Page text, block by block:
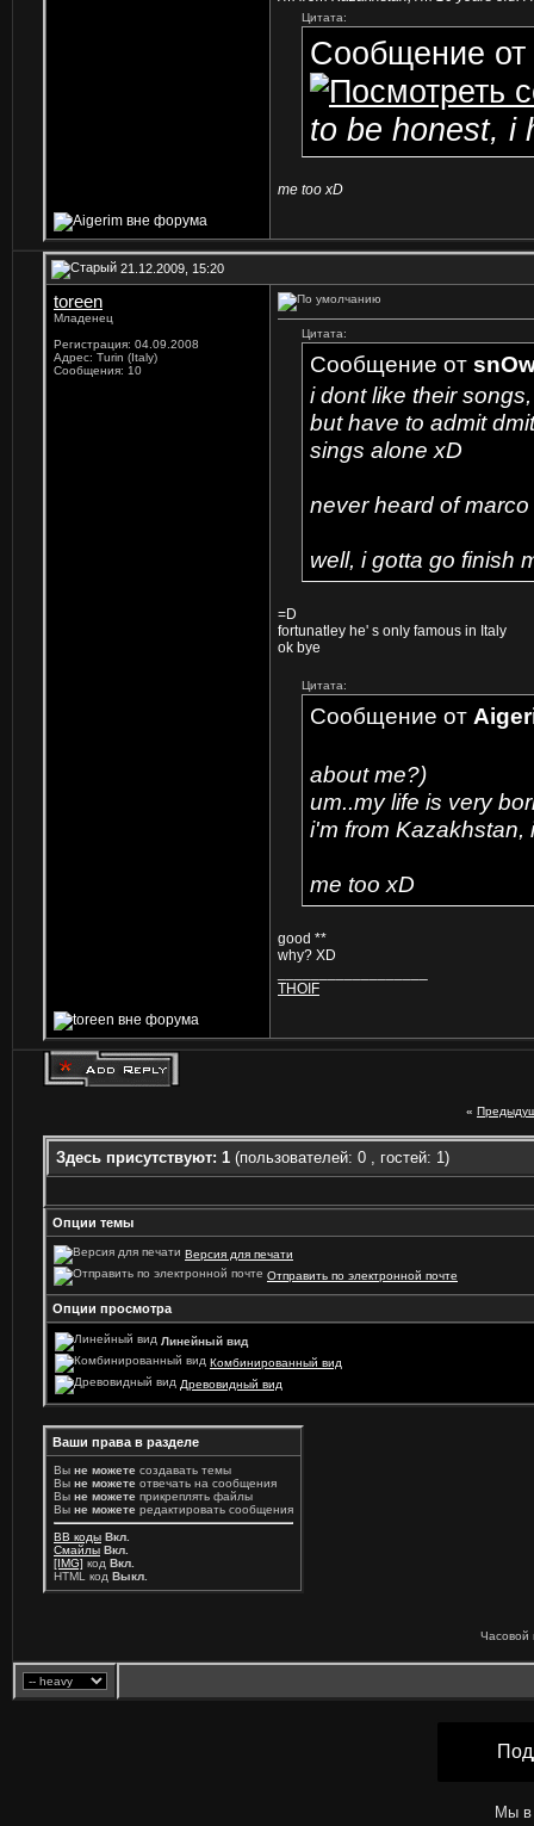
Цитата:
Сообщение от
to be honest, i
me too xD
21.12.2009, 15:20
toreen
Младенец
Регистрация: 04.09.2008
Адрес: Turin (Italy)
Сообщения: 10
Цитата:
Сообщение от
i dont like their
but have to admit
sings alone xD
never heard of
well, i gotta go finish
=D
fortunatley he' s only famous in Italy
ok bye
Цитата:
Сообщение от
about me?)
um..my life is very
i'm from Kazakhstan,
me too xD
good **
why? XD
THOIF
«
Здесь присутствуют: 1 (пользователей: 0 , гостей: 1)
Опции темы
Версия для печати
Отправить по электронной почте
Опции просмотра
Линейный вид
Комбинированный вид
Древовидный вид
Ваши права в разделе
Вы не можете создавать темы
Вы не можете отвечать на сообщения
Вы не можете прикреплять файлы
Вы не можете редактировать сообщения
BB коды Вкл.
Смайлы Вкл.
[IMG] код Вкл.
HTML код Выкл.
Часовой
Мы в